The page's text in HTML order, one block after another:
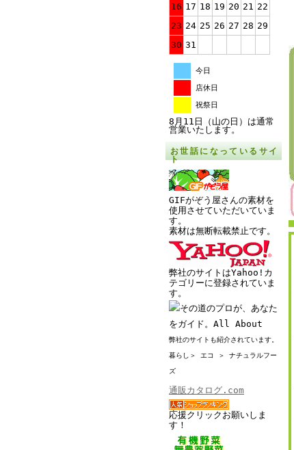
16 17 18 19 20 21 22
23 24 25 26 27 28 29
30 31
今日
店休日
祝祭日
8月11日（山の日）は通常
営業いたします。
お世話になっているサイ
ト
GIFがぞう屋さんの素材を
使用させていただいていま
す。
素材は無断転載禁止です。
弊社のサイトはYahoo!カ
テゴリーに登録されていま
す。
弊社のサイトも紹介されています。
暮らし＞ エコ ＞ ナチュラルフー
ズ
通販カタログ.com
応援クリックお願いしま
す！